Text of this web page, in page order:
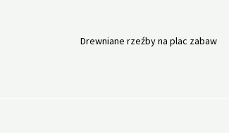
Drewniane rzeźby na plac zabaw